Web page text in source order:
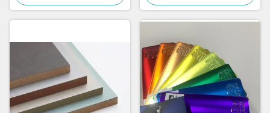
устойчивость
Текстурированная высокая
железобетонных стволов